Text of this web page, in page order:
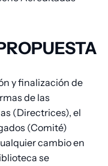
y finalización de
de las
(Directrices), el
(Comité)
cambio en
se